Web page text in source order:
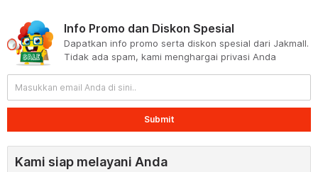
Info Promo dan Diskon Spesial
Dapatkan info promo serta diskon spesial dari Jakmall.
Tidak ada spam, kami menghargai privasi Anda
Submit
Kami siap melayani Anda